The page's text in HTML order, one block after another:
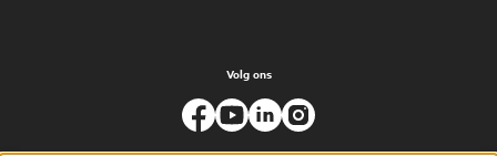
Volg ons